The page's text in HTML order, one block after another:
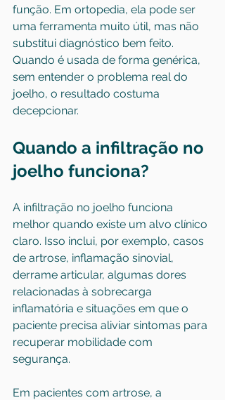
função. Em ortopedia, ela pode ser
uma ferramenta muito útil, mas não
substitui diagnóstico bem feito.
Quando é usada de forma genérica,
sem entender o problema real do
joelho, o resultado costuma
decepcionar.
Quando a infiltração no
joelho funciona?
A infiltração no joelho funciona
melhor quando existe um alvo clínico
claro. Isso inclui, por exemplo, casos
de artrose, inflamação sinovial,
derrame articular, algumas dores
relacionadas à sobrecarga
inflamatória e situações em que o
paciente precisa aliviar sintomas para
recuperar mobilidade com
segurança.
Em pacientes com artrose, a